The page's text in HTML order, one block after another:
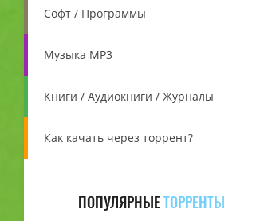
Софт / Программы
Музыка MP3
Книги / Аудиокниги / Журналы
Как качать через торрент?
ПОПУЛЯРНЫЕТОРРЕНТЫ